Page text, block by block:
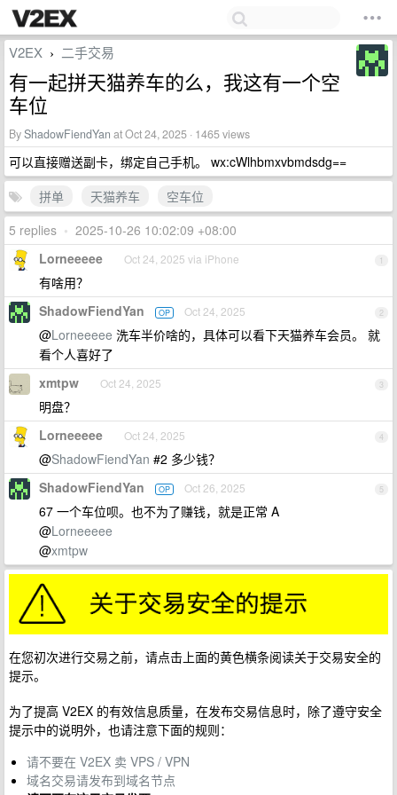
V2EX › 二手交易
有一起拼天猫养车的么，我这有一个空
车位
ByShadowFiendYan at Oct 24, 2025 · 1465 views
可以直接赠送副卡，绑定自己手机。 wx:cWlhbmxvbmdsdg==
拼单
天猫养车
空车位
5 replies • 2025-10-26 10:02:09 +08:00
1
Lorneeeee Oct 24, 2025 via iPhone
有啥用？
2
ShadowFiendYan OP Oct 24, 2025
@Lorneeeee 洗车半价啥的，具体可以看下天猫养车会员。 就
看个人喜好了
3
xmtpw Oct 24, 2025
明盘？
4
Lorneeeee Oct 24, 2025
@ShadowFiendYan #2 多少钱？
5
ShadowFiendYan OP Oct 26, 2025
67 一个车位呗。也不为了赚钱，就是正常 A
@Lorneeeee
@xmtpw
在您初次进行交易之前，请点击上面的黄色横条阅读关于交易安全的
提示。
为了提高 V2EX 的有效信息质量，在发布交易信息时，除了遵守安全
提示中的说明外，也请注意下面的规则：
请不要在 V2EX 卖 VPS / VPN
域名交易请发布到域名节点